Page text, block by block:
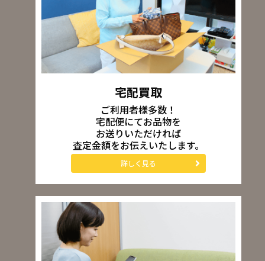
宅配買取
ご利用者様多数！
宅配便にてお品物を
お送りいただければ
査定金額をお伝えいたします。
詳しく見る